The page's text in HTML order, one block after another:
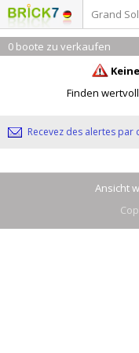
0 boote zu verkaufen
Finden
Recevez des alertes
Ansicht